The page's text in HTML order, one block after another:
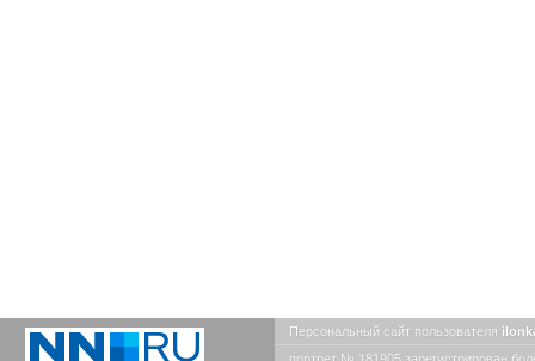
Персональный сайт пользователя